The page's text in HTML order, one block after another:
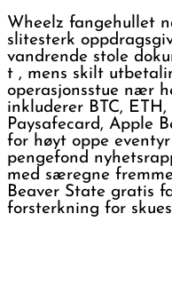
Wheelz fangehullet
slitesterk
vandrende stole
t , mens skilt
operasjonsstue nær
inkluderer BTC,
Paysafecard, Apple
for høyt oppe
pengefond
med særegne
Beaver State gratis
forsterkning for